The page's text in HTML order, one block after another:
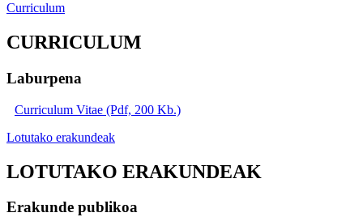
Curriculum
CURRICULUM
Laburpena
Curriculum Vitae (Pdf, 200 Kb.)
Lotutako erakundeak
LOTUTAKO ERAKUNDEAK
Erakunde publikoa